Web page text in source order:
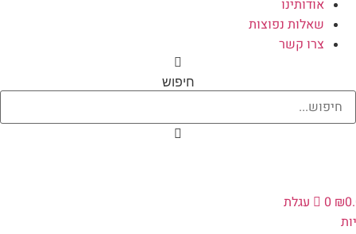
אודותינו
שאלות נפוצות
צרו קשר
חיפוש
₪
0
עגלת